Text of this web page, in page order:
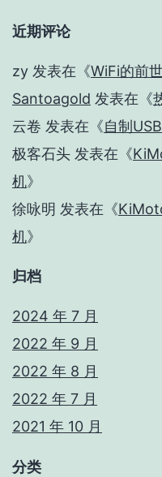
近期评论
zy 发表在《WiFi的前
Santoagold 发表在《
云卷 发表在《自制
极客石头 发表在《
机》
徐咏明 发表在《
机》
归档
2024 年 7 月
2022 年 9 月
2022 年 8 月
2022 年 7 月
2021 年 10 月
分类